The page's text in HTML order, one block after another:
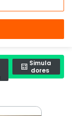
Simula
dores